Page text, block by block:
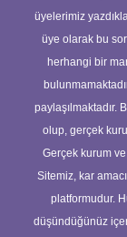
üyelerimiz
üye olarak bu
herhangi bir
paylaşılmaktadır.
olup, gerçek
Gerçek kurum
Sitemiz, kar
platformudur.
düşündüğünüz